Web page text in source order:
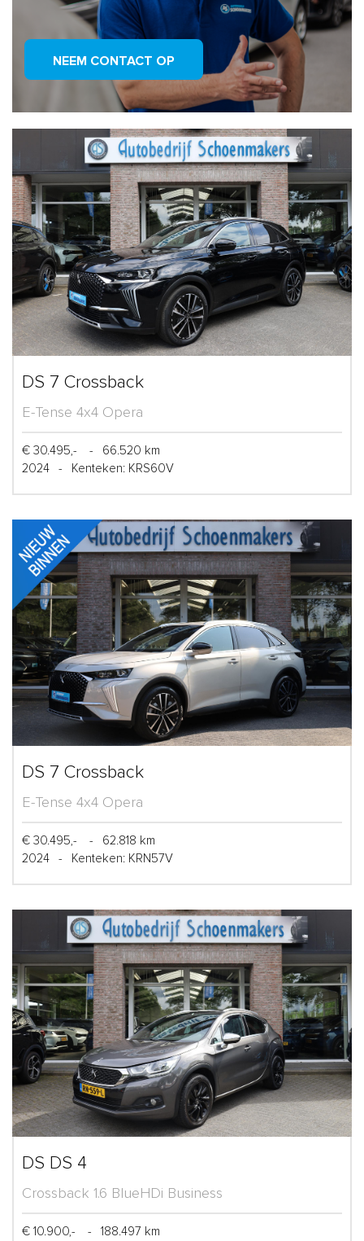
NEEM CONTACT OP
DS 7 Crossback
E-Tense 4x4 Opera
€ 30.495,- -
66.520 km
2024
- Kenteken: KRS60V
DS 7 Crossback
E-Tense 4x4 Opera
€ 30.495,- -
62.818 km
2024
- Kenteken: KRN57V
DS DS 4
Crossback 1.6 BlueHDi Business
€ 10.900,- -
188.497 km